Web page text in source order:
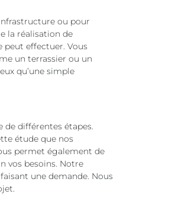
ou pour
la réalisation de
peut effectuer. Vous
un terrassier ou un
qu’une simple
de différentes étapes.
étude que nos
permet également de
vos besoins. Notre
une demande. Nous